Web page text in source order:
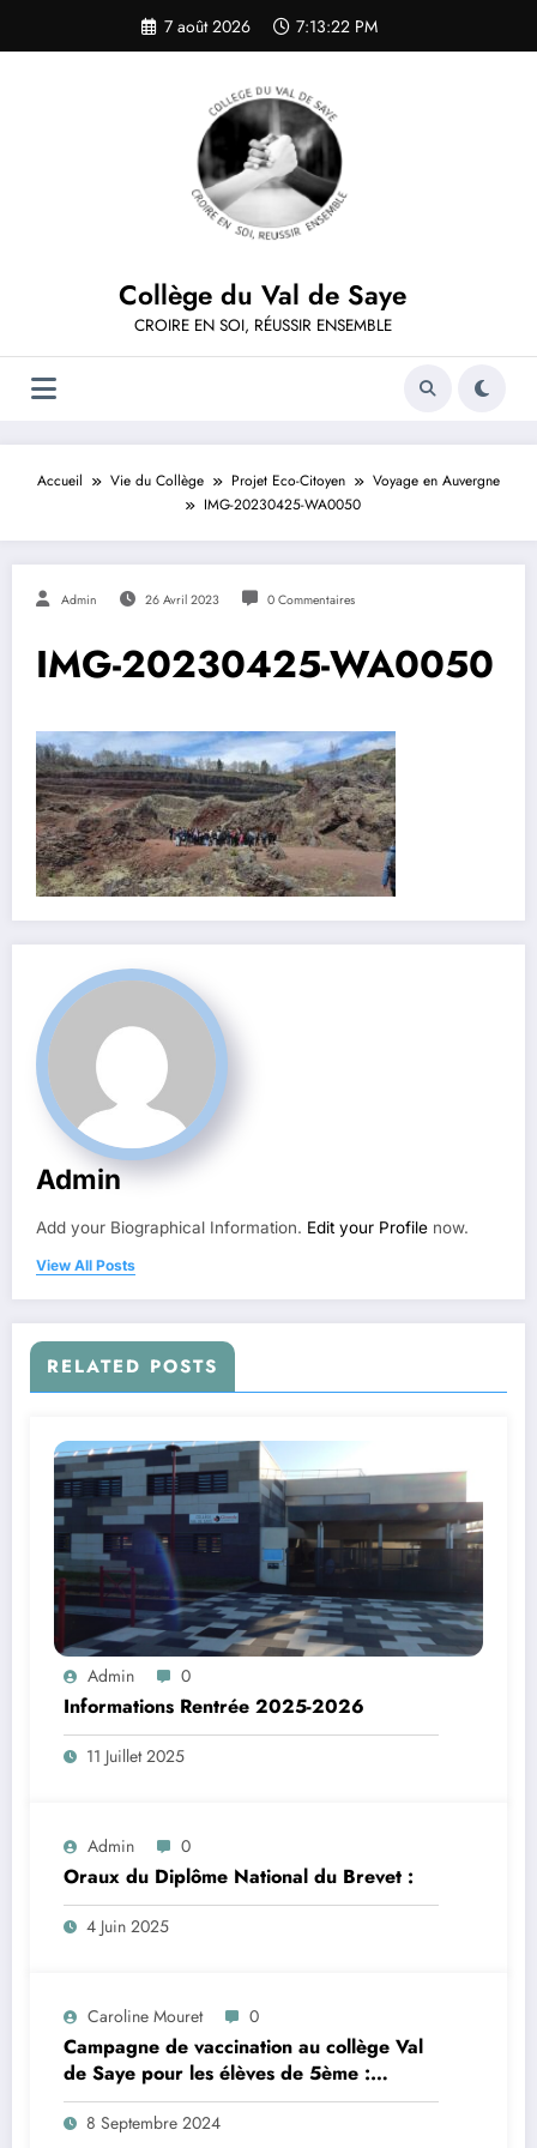
contenu
7 août 2026 7:13:22 PM
Collège du Val de Saye
CROIRE EN SOI, RÉUSSIR ENSEMBLE
Accueil Vie du Collège Projet Eco-Citoyen
Voyage en Auvergne
IMG-20230425-WA0050
Admin 26 Avril 2023 0 Commentaires
IMG-20230425-WA0050
Admin
Add your Biographical Information. Edit your Profile now.
View All Posts
RELATED POSTS
Admin 0
Informations Rentrée 2025-2026
11 Juillet 2025
Admin 0
Oraux du Diplôme National du Brevet :
4 Juin 2025
Caroline Mouret 0
Campagne de vaccination au collège Val
de Saye pour les élèves de 5ème :
inscription en ligne avant le 28 septembre
2024
8 Septembre 2024